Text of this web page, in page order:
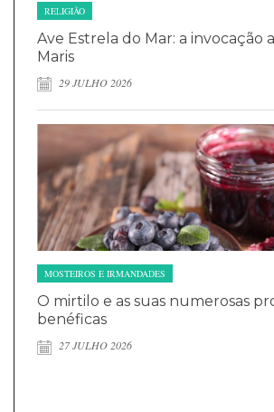
RELIGIÃO
Ave Estrela do Mar: a invocação
Maris
29 JULHO 2026
MOSTEIROS E IRMANDADES
O mirtilo e as suas numerosas
benéficas
27 JULHO 2026